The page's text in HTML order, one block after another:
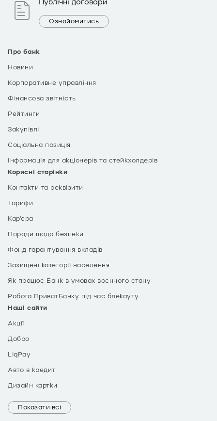
Про банк
Новини
Корпоративне управління
Фінансова звітність
Рейтинги
Закупівлі
Соціальна позиція
Інформація для акціонерів та стейкхолдерів
Корисні сторінки
Контакти та реквізити
Тарифи
Кар’єра
Поради щодо безпеки
Фонд гарантування вкладів
Захищені категорії населення
Як працює Банк в умовах воєнного стану
Робота ПриватБанку під час блекауту
Наші сайти
Акції
Добро
LiqPay
Авто в кредит
Дизайн картки
Показати всі
Публічні договори
Ознайомитись